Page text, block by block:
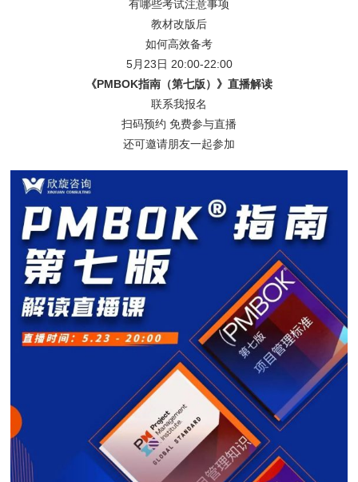
有哪些考试注意事项
教材改版后
如何高效备考
5月23日 20:00-22:00
《PMBOK指南（第七版）》直播解读
联系我报名
扫码预约 免费参与直播
还可邀请朋友一起参加